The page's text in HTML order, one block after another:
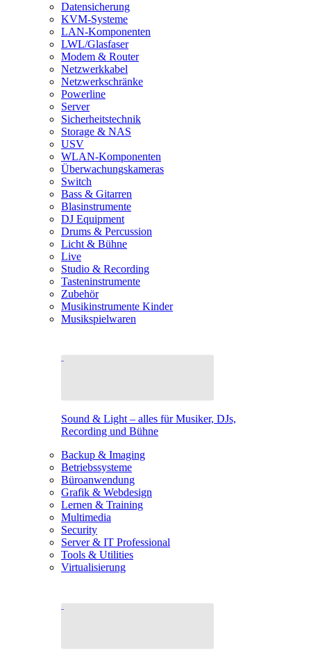
Datensicherung
KVM-Systeme
LAN-Komponenten
LWL/Glasfaser
Modem & Router
Netzwerkkabel
Netzwerkschränke
Powerline
Server
Sicherheitstechnik
Storage & NAS
USV
WLAN-Komponenten
Überwachungskameras
Switch
Bass & Gitarren
Blasinstrumente
DJ Equipment
Drums & Percussion
Licht & Bühne
Live
Studio & Recording
Tasteninstrumente
Zubehör
Musikinstrumente Kinder
Musikspielwaren
Sound & Light – alles für Musiker, DJs,
Recording und Bühne
Backup & Imaging
Betriebssysteme
Büroanwendung
Grafik & Webdesign
Lernen & Training
Multimedia
Security
Server & IT Professional
Tools & Utilities
Virtualisierung